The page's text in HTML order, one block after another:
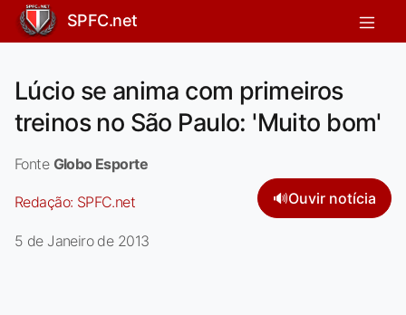
SPFC.net
Lúcio se anima com primeiros
treinos no São Paulo: 'Muito bom'
Fonte Globo Esporte
Redação: SPFC.net 🔊Ouvir notícia
5 de Janeiro de 2013